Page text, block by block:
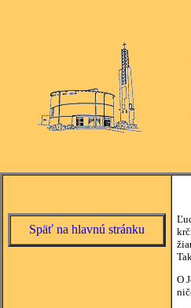
Späť na hlavnú stránku
O